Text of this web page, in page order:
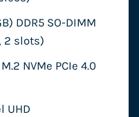
DDR5 SO-DIMM
2 slots)
NVMe PCIe 4.0
UHD